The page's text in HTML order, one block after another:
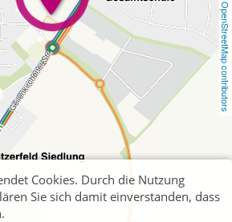
OpenStreetMap contributors
Cookies. Durch die Nutzung
Sie sich damit einverstanden, dass